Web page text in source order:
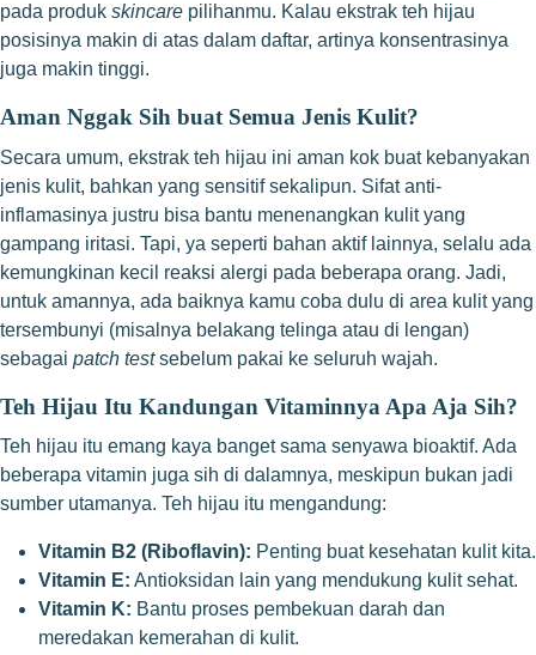
pada produk skincare pilihanmu. Kalau ekstrak teh hijau
posisinya makin di atas dalam daftar, artinya konsentrasinya
juga makin tinggi.
Aman Nggak Sih buat Semua Jenis Kulit?
Secara umum, ekstrak teh hijau ini aman kok buat kebanyakan
jenis kulit, bahkan yang sensitif sekalipun. Sifat anti-
inflamasinya justru bisa bantu menenangkan kulit yang
gampang iritasi. Tapi, ya seperti bahan aktif lainnya, selalu ada
kemungkinan kecil reaksi alergi pada beberapa orang. Jadi,
untuk amannya, ada baiknya kamu coba dulu di area kulit yang
tersembunyi (misalnya belakang telinga atau di lengan)
sebagai patch testsebelum pakai ke seluruh wajah.
Teh Hijau Itu Kandungan Vitaminnya Apa Aja Sih?
Teh hijau itu emang kaya banget sama senyawa bioaktif. Ada
beberapa vitamin juga sih di dalamnya, meskipun bukan jadi
sumber utamanya. Teh hijau itu mengandung:
Vitamin B2 (Riboflavin): Penting buat kesehatan kulit kita.
Vitamin E: Antioksidan lain yang mendukung kulit sehat.
Vitamin K: Bantu proses pembekuan darah dan
meredakan kemerahan di kulit.